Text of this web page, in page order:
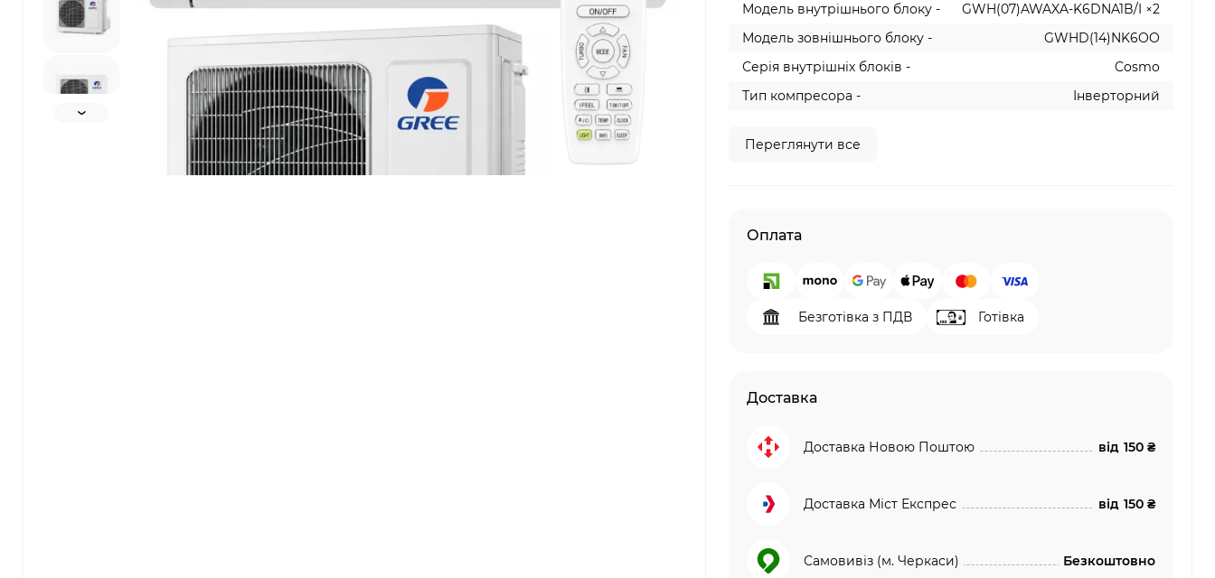
Модель внутрішнього блоку -
GWH(07)AWAXA-K6DNA1B/I ×2
Модель зовнішнього блоку -
GWHD(14)NK6OO
Серія внутрішніх блоків -
Cosmo
Тип компресора -
Інверторний
Переглянути все
Оплата
Безготівка з ПДВ Готівка
Доставка
Доставка Новою Поштою від 150 ₴
Доставка Міст Експрес від 150 ₴
Самовивіз (м. Черкаси) Безкоштовно